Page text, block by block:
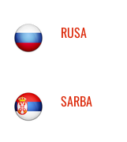
RUSA
SARBA